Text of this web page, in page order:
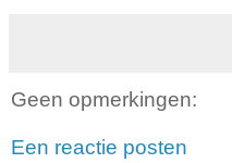
Geen opmerkingen:
Een reactie posten